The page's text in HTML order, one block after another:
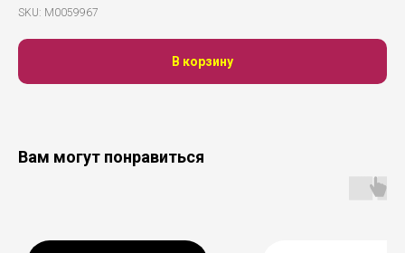
SKU: М0059967
В корзину
Вам могут понравиться